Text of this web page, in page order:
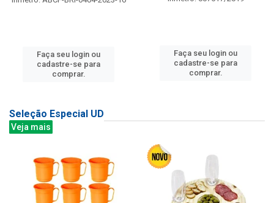
Faça seu login ou
cadastre-se para
comprar.
Faça seu login ou
cadastre-se para
comprar.
Seleção Especial UD
Veja mais